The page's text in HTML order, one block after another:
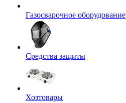
Газосварочное оборудование
Средства защиты
Хозтовары